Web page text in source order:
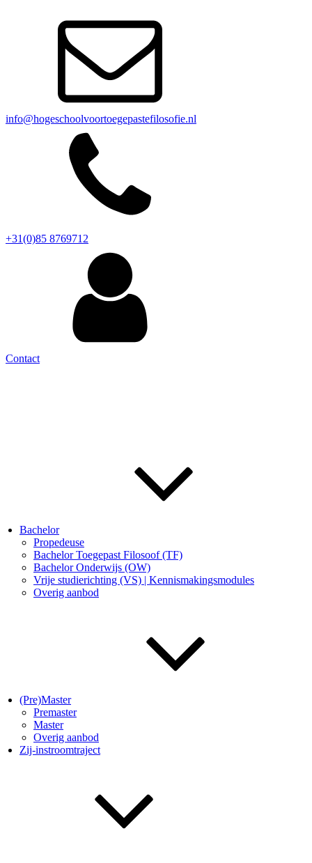
info@hogeschoolvoortoegepastefilosofie.nl
+31(0)85 8769712
Contact
Bachelor
Propedeuse
Bachelor Toegepast Filosoof (TF)
Bachelor Onderwijs (OW)
Vrije studierichting (VS) | Kennismakingsmodules
Overig aanbod
(Pre)Master
Premaster
Master
Overig aanbod
Zij-instroomtraject